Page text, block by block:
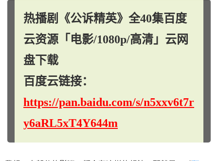
热播剧《公诉精英》全40集百度
云资源「电影/1080p/高清」云网
盘下载
百度云链接：
https://pan.baidu.com/s/n5xxv6t7r
y6aRL5xT4Y644m